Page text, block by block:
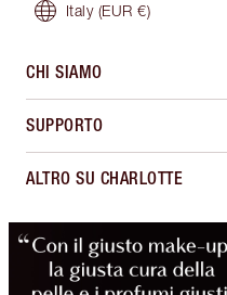
Italy (EUR €)
CHI SIAMO
SUPPORTO
ALTRO SU CHARLOTTE